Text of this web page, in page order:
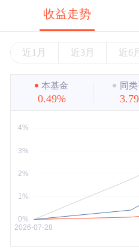
收益走势
近1月 近3月 近6月
本基金
0.49%
同